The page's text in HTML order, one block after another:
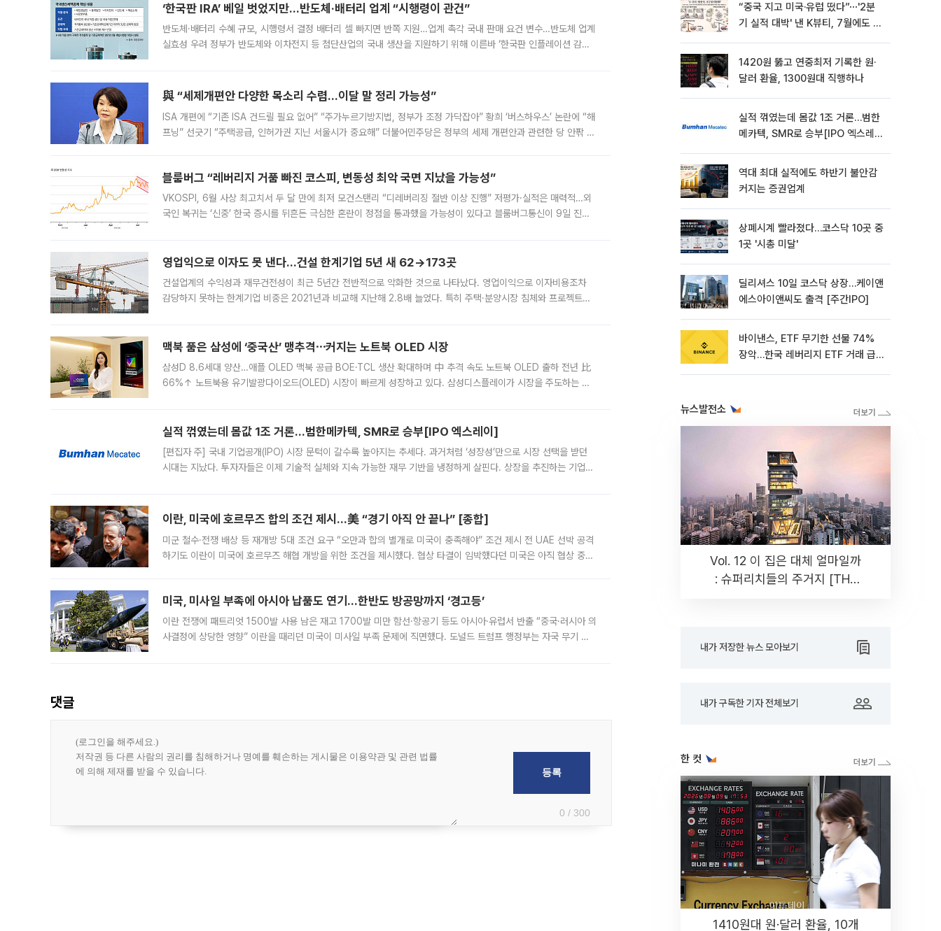
‘한국판 IRA’ 베일 벗었지만…반도체·배터리 업계 “시행령이 관건”
반도체·배터리 수혜 규모, 시행령서 결정 배터리 셀 빠지면 반쪽 지원…업계 촉각 국내 판매 요건 변수…반도체 업계
실효성 우려 정부가 반도체와 이차전지 등 첨단산업의 국내 생산을 지원하기 위해 이른바 ‘한국판 인플레이션 감축
與 “세제개편안 다양한 목소리 수렴…이달 말 정리 가능성”
ISA 개편에 “기존 ISA 건드릴 필요 없어” “주가누르기방지법, 정부가 조정 가닥잡아” 황희 ‘버스하우스’ 논란에 “해
프닝” 선긋기 “주택공급, 인허가권 지닌 서울시가 중요해” 더불어민주당은 정부의 세제 개편안과 관련한 당 안팎 의
블룸버그 “레버리지 거품 빠진 코스피, 변동성 최악 국면 지났을 가능성”
VKOSPI, 6월 사상 최고치서 두 달 만에 최저 모건스탠리 “디레버리징 절반 이상 진행” 저평가·실적은 매력적…외
국인 복귀는 ‘신중’ 한국 증시를 뒤흔든 극심한 혼란이 정점을 통과했을 가능성이 있다고 블룸버그통신이 9일 진단
영업익으로 이자도 못 낸다…건설 한계기업 5년 새 62→173곳
건설업계의 수익성과 재무건전성이 최근 5년간 전반적으로 악화한 것으로 나타났다. 영업이익으로 이자비용조차
감당하지 못하는 한계기업 비중은 2021년과 비교해 지난해 2.8배 늘었다. 특히 주택·분양시장 침체와 프로젝트파
맥북 품은 삼성에 ‘중국산’ 맹추격⋯커지는 노트북 OLED 시장
삼성D 8.6세대 양산…애플 OLED 맥북 공급 BOE·TCL 생산 확대하며 中 추격 속도 노트북 OLED 출하 전년 比
66%↑ 노트북용 유기발광다이오드(OLED) 시장이 빠르게 성장하고 있다. 삼성디스플레이가 시장을 주도하는 가
실적 꺾였는데 몸값 1조 거론…범한메카텍, SMR로 승부[IPO 엑스레이]
[편집자 주] 국내 기업공개(IPO) 시장 문턱이 갈수록 높아지는 추세다. 과거처럼 ‘성장성’만으로 시장 선택을 받던
시대는 지났다. 투자자들은 이제 기술적 실체와 지속 가능한 재무 기반을 냉정하게 살핀다. 상장을 추진하는 기업들
이란, 미국에 호르무즈 합의 조건 제시…美 “경기 아직 안 끝나” [종합]
미군 철수·전쟁 배상 등 재개방 5대 조건 요구 “오만과 합의 별개로 미국이 충족해야” 조건 제시 전 UAE 선박 공격
하기도 이란이 미국에 호르무즈 해협 개방을 위한 조건을 제시했다. 협상 타결이 임박했다던 미국은 아직 협상 중이
미국, 미사일 부족에 아시아 납품도 연기…한반도 방공망까지 ‘경고등’
이란 전쟁에 패트리엇 1500발 사용 남은 재고 1700발 미만 함선·항공기 등도 아시아·유럽서 반출 “중국·러시아 의
사결정에 상당한 영향” 이란을 때리던 미국이 미사일 부족 문제에 직면했다. 도널드 트럼프 행정부는 자국 무기 공
댓글
0 / 300
“중국 지고 미국·유럽 떴다”⋯'2분
기 실적 대박' 낸 K뷰티, 7월에도 질
1420원 뚫고 연중최저 기록한 원·
달러 환율, 1300원대 직행하나
실적 꺾였는데 몸값 1조 거론…범한
메카텍, SMR로 승부[IPO 엑스레
역대 최대 실적에도 하반기 불안감
커지는 증권업계
상폐시계 빨라졌다…코스닥 10곳 중
1곳 '시총 미달'
딜리셔스 10일 코스닥 상장…케이앤
에스아이앤씨도 출격 [주간IPO]
바이낸스, ETF 무기한 선물 74%
장악…한국 레버리지 ETF 거래 급
뉴스발전소
Vol. 12 이 집은 대체 얼마일까
: 슈퍼리치들의 주거지 [THE
내가 저장한 뉴스 모아보기
내가 구독한 기자 전체보기
한 컷
1410원대 원·달러 환율, 10개